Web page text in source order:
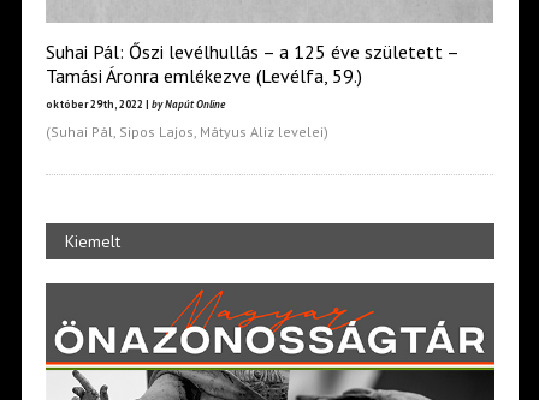
Suhai Pál: Őszi levélhullás – a 125 éve született –
Tamási Áronra emlékezve (Levélfa, 59.)
október 29th, 2022 | by Napút Online
(Suhai Pál, Sipos Lajos, Mátyus Aliz levelei)
Kiemelt